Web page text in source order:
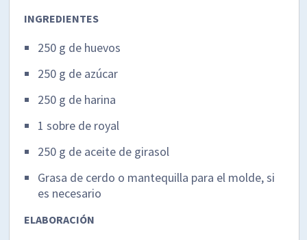
INGREDIENTES
250 g de huevos
250 g de azúcar
250 g de harina
1 sobre de royal
250 g de aceite de girasol
Grasa de cerdo o mantequilla para el molde, si
es necesario
ELABORACIÓN